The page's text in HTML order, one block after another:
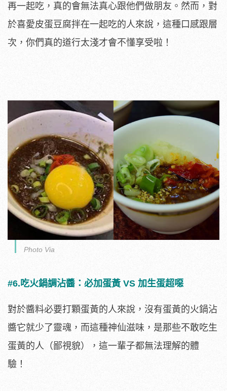
再一起吃，真的會無法真心跟他們做朋友。然而，對
於喜愛皮蛋豆腐拌在一起吃的人來說，這種口感跟層
次，你們真的道行太淺才會不懂享受啦！
Photo Via
#6.吃火鍋調沾醬：必加蛋黃 VS 加生蛋超噁
對於醬料必要打顆蛋黃的人來說，沒有蛋黃的火鍋沾
醬它就少了靈魂，而這種神仙滋味，是那些不敢吃生
蛋黃的人（鄙視貌），這一輩子都無法理解的體
驗！